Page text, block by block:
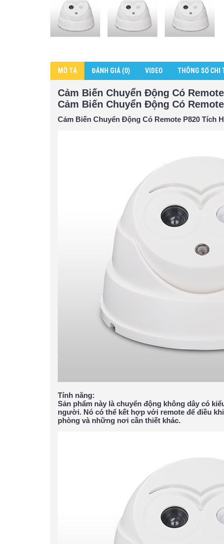
MÔ TẢ ĐÁNH GIÁ (0) VIDEO THÔNG SỐ CHI
Cảm Biến Chuyển Động Có
Cảm Biến Chuyển Động Có
Cảm Biến Chuyển Động Có Remote P820 Tích
Tính năng:
Sản phẩm này là chuyển động không dây có
người. Nó có thể kết hợp với remote để điều
phòng và những nơi cần thiết khác.